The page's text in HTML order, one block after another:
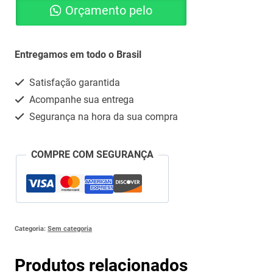
SOL
ML
quantidade
Orçamento pelo
Entregamos em todo o Brasil
Satisfação garantida
Acompanhe sua entrega
Segurança na hora da sua compra
COMPRE COM SEGURANÇA
Categoria: Sem categoria
Produtos relacionados